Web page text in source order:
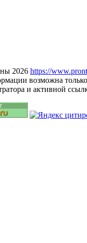
2026 https://
возможна
и активной